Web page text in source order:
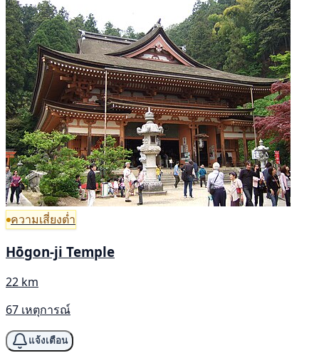
ความเสี่ยงต่ำ
Hōgon-ji Temple
22 km
67 เหตุการณ์
แจ้งเตือน